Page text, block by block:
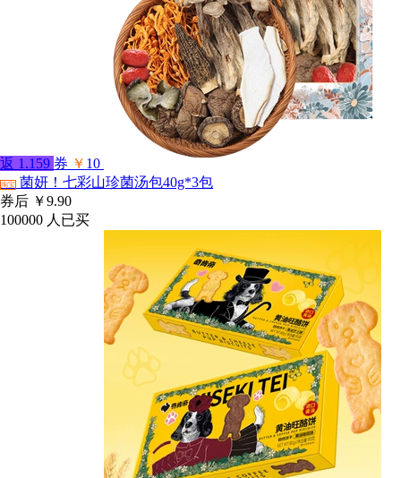
返 1.159 券 ￥ 10
淘宝 菌妍！七彩山珍菌汤包40g*3包
券后 ￥9.90
100000 人已买